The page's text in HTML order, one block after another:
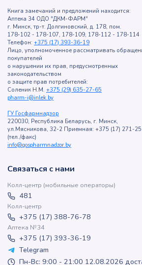
Книга замечаний и предложений находится:
Аптека 34 ОДО "ДКМ-ФАРМ"
г. Минск, тр-т. Долгиновский, д. 178, пом.
178-102 - 178-107, 178-109, 178-112 - 178-114
Телефон: +375 (17) 393-36-19
Лицо, уполномоченное рассматривать
покупателей
о нарушении их прав, предусмотренных
законодательством
о защите прав потребителей:
Соленик Н.М. +375 (29) 635-27-65
pharm-i@inlek.by
ГУ Госфармнадзор
220030, Республика Беларусь, г. Минск,
ул.Мясникова, 32-2 Приемная: +375 (17) 271-
(тел./факс)
info@gospharmnadzor.by
Связаться с нами
Колл-центр (мобильные операторы)
481
Колл-центр
+375 (17) 388-76-78
Аптека №34
+375 (17) 393-36-19
Telegram
Пн-Вс: 9:00 - 21:00 12.08.2026